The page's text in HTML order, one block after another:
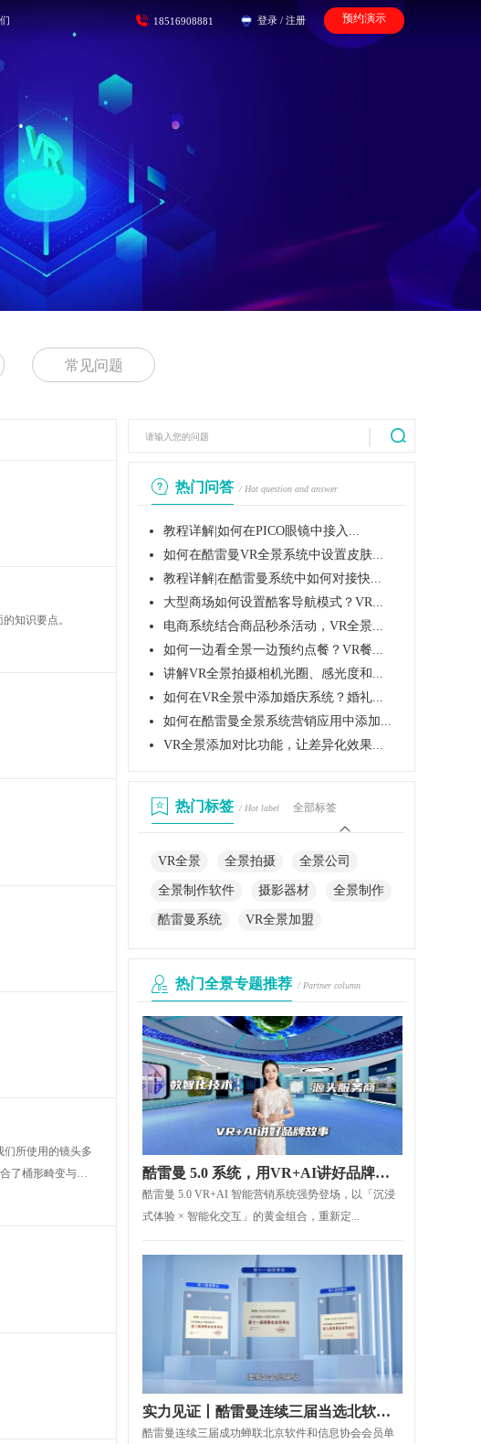
18516908881 登录 / 注册 预约演示
常见问题
知识要点。
们所使用的镜头多
了桶形畸变与枕
热门问答 / Hot question and answer
教程详解|如何在PICO眼镜中接入...
如何在酷雷曼VR全景系统中设置皮肤...
教程详解|在酷雷曼系统中如何对接快...
大型商场如何设置酷客导航模式？VR...
电商系统结合商品秒杀活动，VR全景...
如何一边看全景一边预约点餐？VR餐...
讲解VR全景拍摄相机光圈、感光度和...
如何在VR全景中添加婚庆系统？婚礼...
如何在酷雷曼全景系统营销应用中添加...
VR全景添加对比功能，让差异化效果...
热门标签 / Hot label 全部标签
VR全景 全景拍摄 全景公司
全景制作软件 摄影器材 全景制作
酷雷曼系统 VR全景加盟
热门全景专题推荐 / Partner column
酷雷曼 5.0 系统，用VR+AI讲好品牌故事
酷雷曼 5.0 VR+AI 智能营销系统强势登场，以「沉浸
式体验 × 智能化交互」的黄金组合，重新定...
实力见证丨酷雷曼连续三届当选北软协理事会会员单位
酷雷曼连续三届成功蝉联北京软件和信息协会会员单